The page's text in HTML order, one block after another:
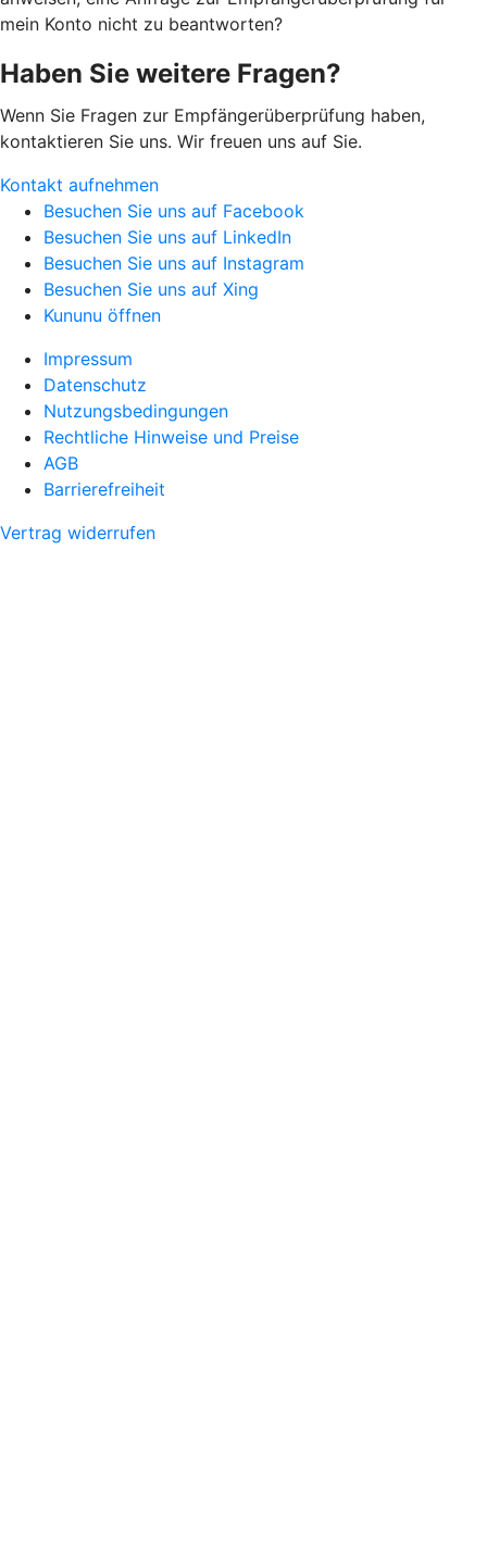
mein Konto nicht zu beantworten?
Haben Sie weitere Fragen?
Wenn Sie Fragen zur Empfängerüberprüfung haben,
kontaktieren Sie uns. Wir freuen uns auf Sie.
Kontakt aufnehmen
Besuchen Sie uns auf Facebook
Besuchen Sie uns auf LinkedIn
Besuchen Sie uns auf Instagram
Besuchen Sie uns auf Xing
Kununu öffnen
Impressum
Datenschutz
Nutzungsbedingungen
Rechtliche Hinweise und Preise
AGB
Barrierefreiheit
Vertrag widerrufen